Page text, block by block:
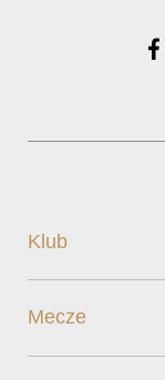
Klub
Mecze